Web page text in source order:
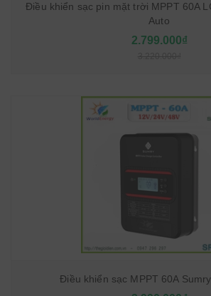
Điều khiển sạc pin mặt trời MPPT 60A
Auto
2.799.000₫
Điều khiển sạc MPPT 60A